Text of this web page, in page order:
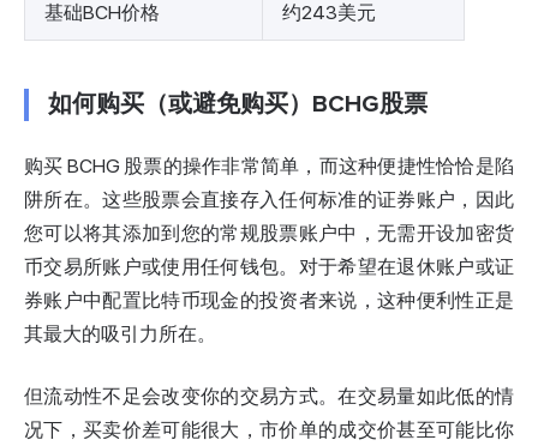
基础BCH价格 约243美元
如何购买（或避免购买）BCHG股票
购买 BCHG 股票的操作非常简单，而这种便捷性恰恰是陷
阱所在。这些股票会直接存入任何标准的证券账户，因此
您可以将其添加到您的常规股票账户中，无需开设加密货
币交易所账户或使用任何钱包。对于希望在退休账户或证
券账户中配置比特币现金的投资者来说，这种便利性正是
其最大的吸引力所在。
但流动性不足会改变你的交易方式。在交易量如此低的情
况下，买卖价差可能很大，市价单的成交价甚至可能比你